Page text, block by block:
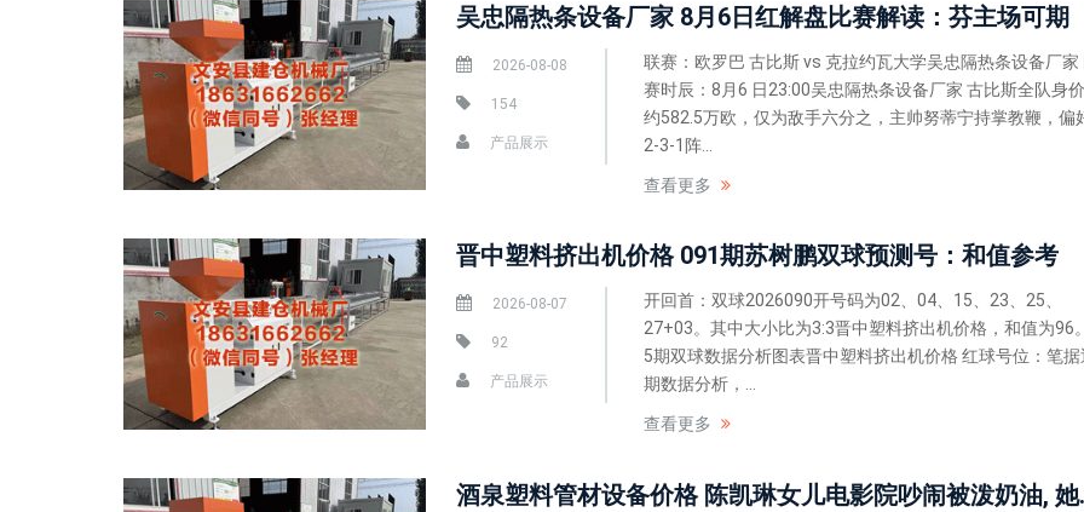
吴忠隔热条设备厂家 8月6日红解盘比赛解读：芬主场可期
2026-08-08
154
产品展示
联赛：欧罗巴 古比斯 vs 克拉约瓦大学吴忠隔热条设备厂家
赛时辰：8月6 日23:00吴忠隔热条设备厂家 古比斯全队身
约582.5万欧，仅为敌手六分之，主帅努蒂宁持掌教鞭，偏
2-3-1阵...
查看更多
晋中塑料挤出机价格 091期苏树鹏双球预测号：和值参考
2026-08-07
92
产品展示
开回首：双球2026090开号码为02、04、15、23、25、
27+03。其中大小比为3:3晋中塑料挤出机价格，和值为96
5期双球数据分析图表晋中塑料挤出机价格 红球号位：笔据
期数据分析，...
查看更多
酒泉塑料管材